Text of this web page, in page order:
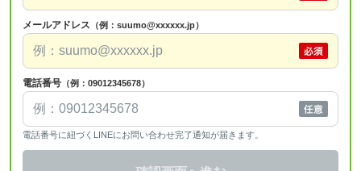
メールアドレス （例：suumo@xxxxxx.jp）
電話番号 （例：09012345678）
電話番号に紐づくLINEにお問い合わせ完了通知が届きます。